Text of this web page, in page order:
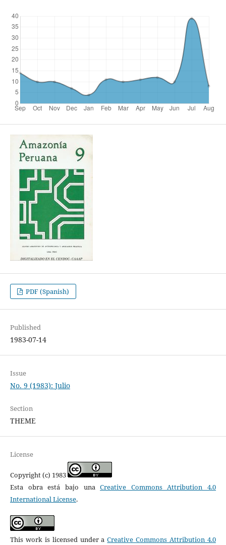
PDF (Spanish)
Published
1983-07-14
Issue
No. 9 (1983): Julio
Section
THEME
License
Copyright (c) 1983
Esta obra está bajo unaCreative Commons Attribution 4.0
International License.
This work is licensed under aCreative Commons Attribution 4.0